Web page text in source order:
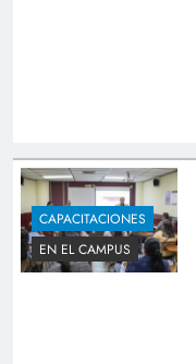
CAPACITACIONES
EN EL CAMPUS